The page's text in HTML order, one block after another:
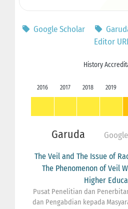
Google Scholar
Editor
History
2016 2017 2018 2019
Garuda
The Veil and The Issue of
The Phenomenon of Veil
Higher
Pusat Penelitian dan
dan Pengabdian kepada